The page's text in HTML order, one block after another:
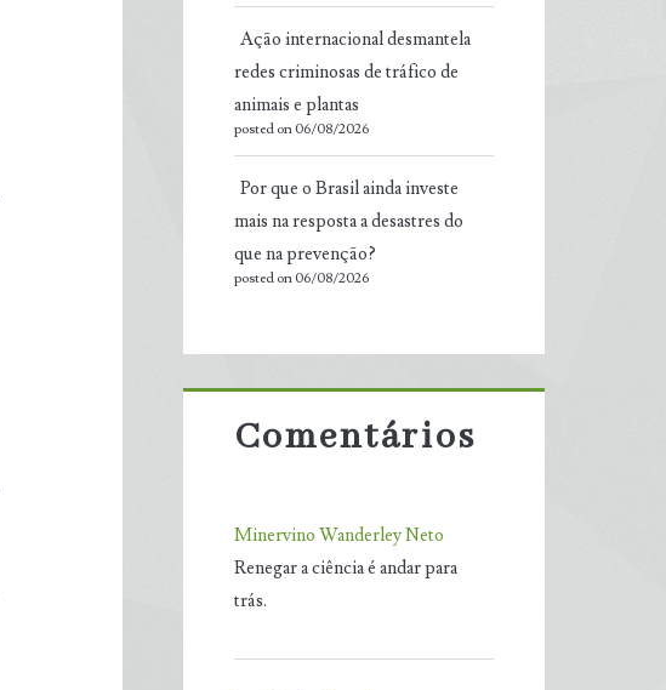
Ação internacional desmantela
redes criminosas de tráfico de
animais e plantas
posted on 06/08/2026
Por que o Brasil ainda investe
mais na resposta a desastres do
que na prevenção?
posted on 06/08/2026
Comentários
Minervino Wanderley Neto
Renegar a ciência é andar para
trás.